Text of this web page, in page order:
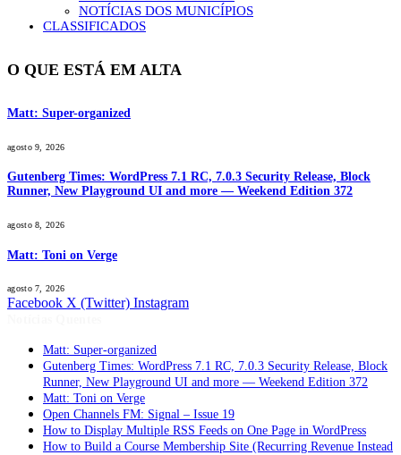
NOTÍCIAS DOS MUNICÍPIOS
CLASSIFICADOS
O QUE ESTÁ EM ALTA
Matt: Super-organized
agosto 9, 2026
Gutenberg Times: WordPress 7.1 RC, 7.0.3 Security Release, Block
Runner, New Playground UI and more — Weekend Edition 372
agosto 8, 2026
Matt: Toni on Verge
agosto 7, 2026
Facebook X (Twitter) Instagram
Matt: Super-organized
Gutenberg Times: WordPress 7.1 RC, 7.0.3 Security Release, Block
Runner, New Playground UI and more — Weekend Edition 372
Matt: Toni on Verge
Open Channels FM: Signal – Issue 19
How to Display Multiple RSS Feeds on One Page in WordPress
How to Build a Course Membership Site (Recurring Revenue Instead